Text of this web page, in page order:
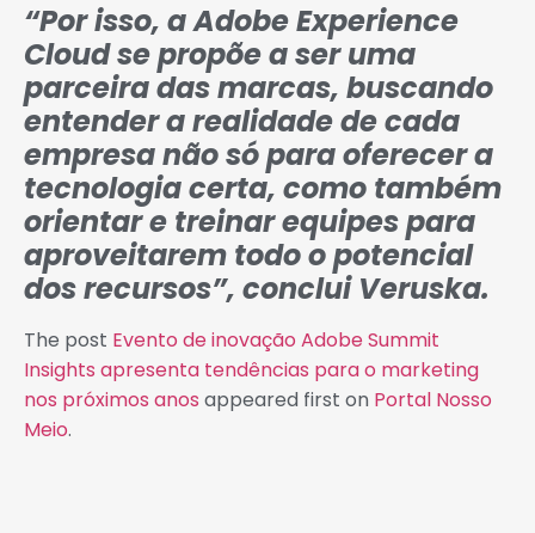
“Por isso, a Adobe Experience
Cloud se propõe a ser uma
parceira das marcas, buscando
entender a realidade de cada
empresa não só para oferecer a
tecnologia certa, como também
orientar e treinar equipes para
aproveitarem todo o potencial
dos recursos”, conclui Veruska.
The post Evento de inovação Adobe Summit
Insights apresenta tendências para o marketing
nos próximos anos appeared first on Portal Nosso
Meio.